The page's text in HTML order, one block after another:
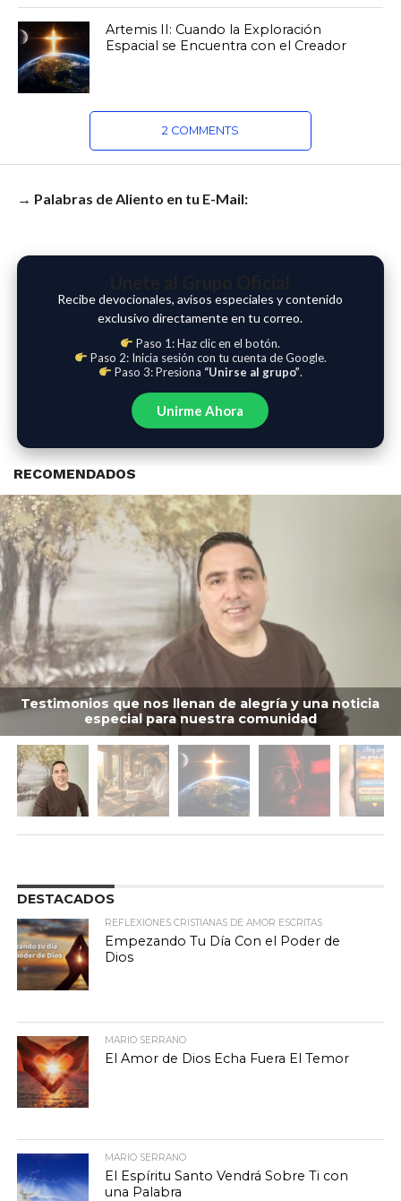
Artemis II: Cuando la Exploración
Espacial se Encuentra con el Creador
2 COMMENTS
→ Palabras de Aliento en tu E-Mail:
Recibe devocionales, avisos especiales y contenido
exclusivo directamente en tu correo.
Paso 1: Haz clic en el botón.
Paso 2: Inicia sesión con tu cuenta de Google.
Paso 3: Presiona “Unirse al grupo”.
Unirme Ahora
RECOMENDADOS
Testimonios que nos llenan de alegría y una noticia
especial para nuestra comunidad
DESTACADOS
REFLEXIONES CRISTIANAS DE AMOR ESCRITAS
Empezando Tu Día Con el Poder de
Dios
MARIO SERRANO
El Amor de Dios Echa Fuera El Temor
MARIO SERRANO
El Espíritu Santo Vendrá Sobre Ti con
una Palabra